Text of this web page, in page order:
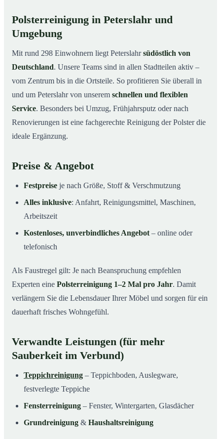
Polsterreinigung in Peterslahr und
Umgebung
Mit rund 298 Einwohnern liegt Peterslahrsüdöstlich von
Deutschland. Unsere Teams sind in allen Stadtteilen aktiv –
vom Zentrum bis in die Ortsteile. So profitieren Sie überall in
und um Peterslahr von unserem schnellen und flexiblen
Service. Besonders bei Umzug, Frühjahrsputz oder nach
Renovierungen ist eine fachgerechte Reinigung der Polster die
ideale Ergänzung.
Preise & Angebot
Festpreise je nach Größe, Stoff & Verschmutzung
Alles inklusive: Anfahrt, Reinigungsmittel, Maschinen,
Arbeitszeit
Kostenloses, unverbindliches Angebot – online oder
telefonisch
Als Faustregel gilt: Je nach Beanspruchung empfehlen
Experten eine Polsterreinigung 1–2 Mal pro Jahr. Damit
verlängern Sie die Lebensdauer Ihrer Möbel und sorgen für ein
dauerhaft frisches Wohngefühl.
Verwandte Leistungen (für mehr
Sauberkeit im Verbund)
Teppichreinigung – Teppichboden, Auslegware,
festverlegte Teppiche
Fensterreinigung – Fenster, Wintergarten, Glasdächer
Grundreinigung & Haushaltsreinigung